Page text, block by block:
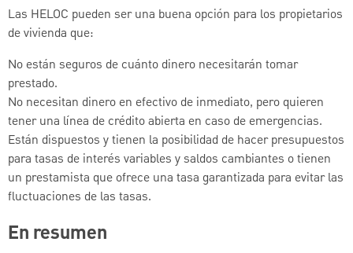
Las HELOC pueden ser una buena opción para los propietarios
de vivienda que:
No están seguros de cuánto dinero necesitarán tomar
prestado.
No necesitan dinero en efectivo de inmediato, pero quieren
tener una línea de crédito abierta en caso de emergencias.
Están dispuestos y tienen la posibilidad de hacer presupuestos
para tasas de interés variables y saldos cambiantes o tienen
un prestamista que ofrece una tasa garantizada para evitar las
fluctuaciones de las tasas.
En resumen